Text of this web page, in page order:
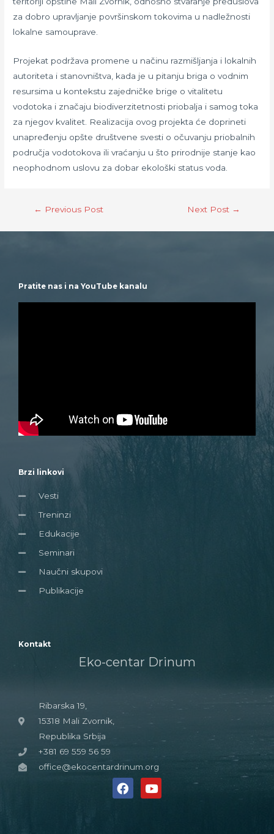
za dobro upravljanje površinskom tokovima u nadležnosti
lokalne samouprave.
Projekat podržava promene u načinu razmišljanja i lokalnih
autoriteta i stanovništva, kada je u pitanju briga o vodnim
resursima u kontekstu zajedničke brige o vitalitetu
vodotoka i značaju biodiverzitetnosti priobalja i samog toka
za njegov kvalitet. Realizacija ovog projekta će doprineti
unapređenju opšte društvene svesti o očuvanju priobalnih
područja vodotokova ili vraćanju u što prirodnije stanje kao
neophodnom uslovu za dobar ekološki status voda.
← Previous Post Next Post →
Pratite nas i na YouTube kanalu
Brzi linkovi
Vesti
Treninzi
Edukacije
Seminari
Naučni skupovi
Publikacije
Kontakt
Eko-centar Drinum
Ribarska 19,
15318 Mali Zvornik,
Republika Srbija
+381 69 559 56 59
office@ekocentardrinum.org